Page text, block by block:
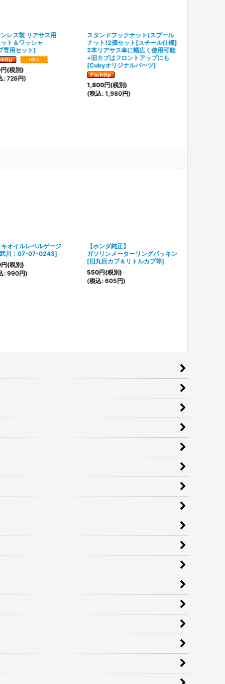
レス製 リアサス用
ト＆ワッシャ
専用セット]
円(税別)
: 726円)
スタンドフックナット(スプール
ナット)2個セット[スチール仕様]
2本リアサス車に幅広く使用可能
+旧カブはフロントアップにも
[Cubyオリジナルパーツ]
1,800円(税別)
(税込: 1,980円)
オイルレベルゲージ
川：07-07-0243]
円(税別)
: 990円)
【ホンダ純正】
ガソリンメーターリングパッキン
[ 旧丸目カブ＆リトルカブ等]
550円(税別)
(税込: 605円)